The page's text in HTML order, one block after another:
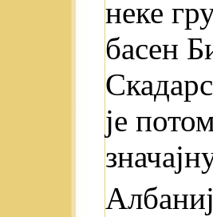
неке
басен
je